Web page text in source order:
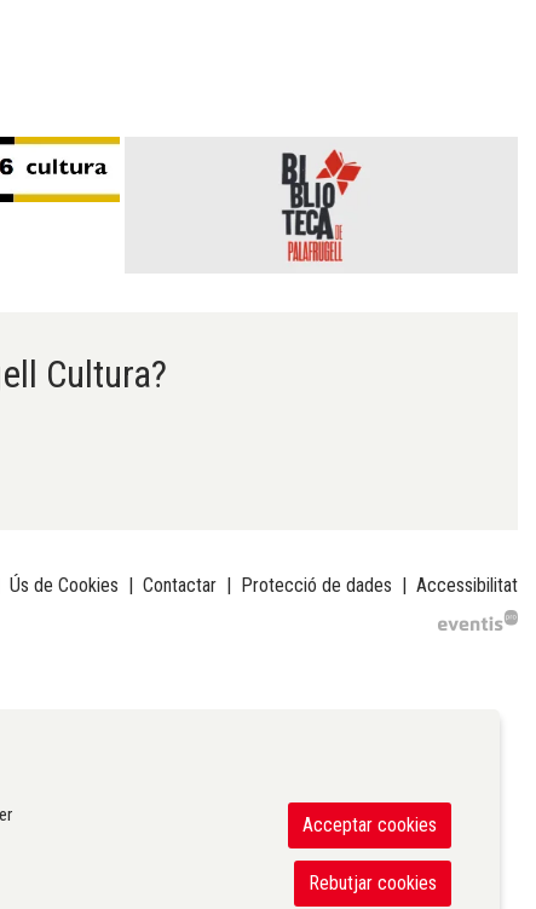
Cultura?
Ús de Cookies | Contactar | Protecció de dades | Accessibilitat
Acceptar cookies
Rebutjar cookies